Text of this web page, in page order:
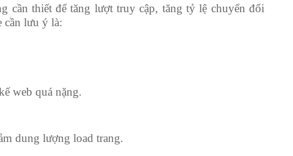
cần thiết để tăng lượt truy cập, tăng tỷ lệ chuyển đổi
cần lưu ý là:
web quá nặng.
dung lượng load trang.